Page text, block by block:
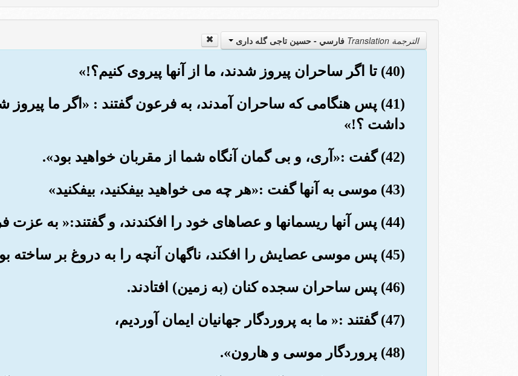
الترجمة Translation فارسي - حسین تاجی گله داری
(40) تا اگر ساحران پیروز شدند، ما از آنها پیروی کنیم؟!»
(41) پس هنگامی که ساحران آمدند، به فرعون گفتند : «اگر ما پیروز
داشت ؟!»
(42) گفت :«آری، و بی گمان آنگاه شما از مقربان خواهید بود».
(43) موسی به آنها گفت :«هر چه می خواهید بیفکنید، بیفکنید»
(44) پس آنها ریسمانها و عصاهای خود را افکندند، و گفتند:« به عزت فرعون، قطعاً ما پیروزیم».
(45) پس موسی عصایش را افکند، ناگهان آنچه را به دروغ بر ساخته بودند، بلعید.
(46) پس ساحران سجده کنان (به زمین) افتادند.
(47) گفتند :« ما به پروردگار جهانیان ایمان آوردیم،
(48) پروردگار موسی و هارون».